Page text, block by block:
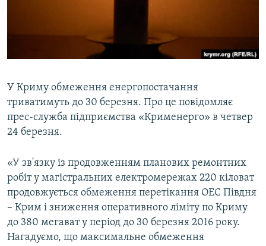
УКРАЇНСЬКА ПРОБЛЕМА КРИМУ
Усі сайти RFE/RL
У Криму обмеження енергопостачання
триватимуть до 30 березня. Про це повідомляє
прес-служба підприємства «Крименерго» в четвер
24 березня.
«У зв'язку із продовженням планових ремонтних
робіт у магістральних електромережах 220 кіловат
продовжується обмеження перетікання ОЕС Півдня
– Крим і зниження оперативного ліміту по Криму
до 380 мегават у період до 30 березня 2016 року.
Нагадуємо, що максимальне обмеження